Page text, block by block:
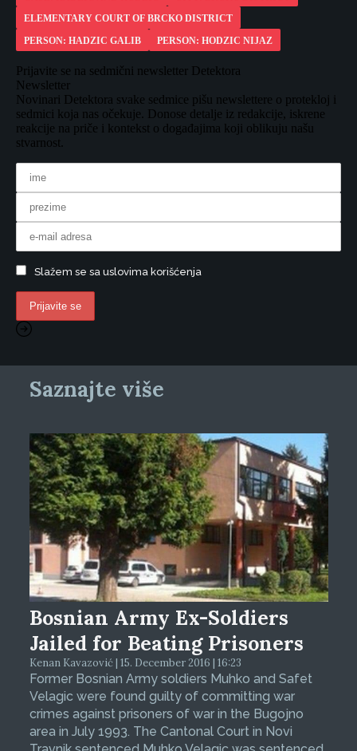
ELEMENTARY COURT OF BRCKO DISTRICT
PERSON: HADZIC GALIB
PERSON: HODZIC NIJAZ
Prijavite se na sedmični newsletter Detektora
Newsletter
Novinari Detektora svake sedmice pišu newslettere o protekloj i
sedmici koja nas očekuje. Donose detalje iz redakcije, iskrene
reakcije na priče i kontekst o događajima koji oblikuju našu
stvarnost.
Slažem se sa uslovima korišćenja
Saznajte više
Bosnian Army Ex-Soldiers
Jailed for Beating Prisoners
Kenan Kavazović | 15. December 2016 | 16:23
Former Bosnian Army soldiers Muhko and Safet
Velagic were found guilty of committing war
crimes against prisoners of war in the Bugojno
area in July 1993. The Cantonal Court in Novi